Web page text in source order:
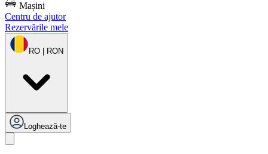
Mașini
Centru de ajutor
Rezervările mele
RO | RON
Loghează-te